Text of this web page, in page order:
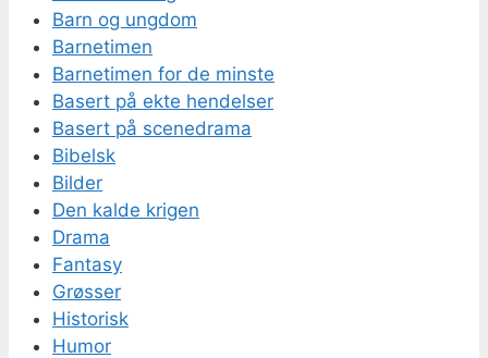
Barn og ungdom
Barnetimen
Barnetimen for de minste
Basert på ekte hendelser
Basert på scenedrama
Bibelsk
Bilder
Den kalde krigen
Drama
Fantasy
Grøsser
Historisk
Humor